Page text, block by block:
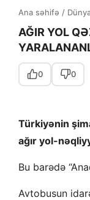
Ana səhifə /
AĞIR YOL
0 0
Türkiyənin
ağır yol-
Bu barədə
Avtobusun